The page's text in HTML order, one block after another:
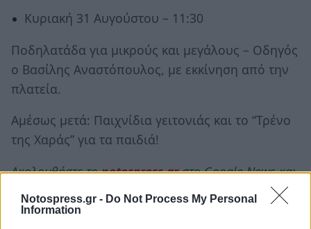
Notospress.gr - Do Not Process My Personal
Information
Κυριακή 31 Αυγούστου – 11:30
Ποδηλατάδα για μικρούς και μεγάλους – Οδηγός
ο Βασίλης Αναστόπουλος, με εκκίνηση από την
πλατεία.
Αμέσως μετά: Παιχνίδια γειτονιάς και το “Τρένο
της Χαράς” για τα παιδιά!
Ακολουθήστε τοnotospress.grστο Google News και
μάθετε πρώτοι
όλες τις ειδήσεις